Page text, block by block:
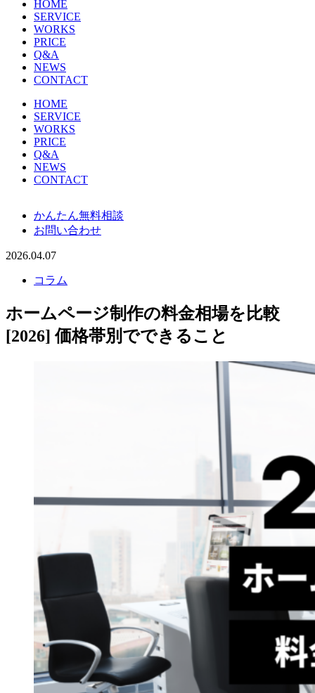
HOME
SERVICE
WORKS
PRICE
Q&A
NEWS
CONTACT
HOME
SERVICE
WORKS
PRICE
Q&A
NEWS
CONTACT
かんたん無料相談
お問い合わせ
2026.04.07
コラム
ホームページ制作の料金相場を比較
[2026] 価格帯別でできること